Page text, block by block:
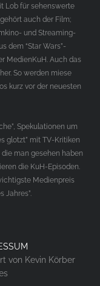
Lob für sehenswerte
auch der Film;
und Streaming-
dem “Star Wars”-
MedienKuH. Auch das
So werden miese
kurz vor der neuesten
Spekulationen um
glotzt” mit TV-Kritiken
man gesehen haben
die KuH-Episoden.
Medienpreis
Jahres”.
von Kevin Körber